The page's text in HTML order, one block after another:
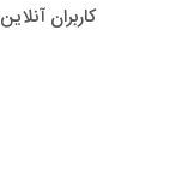
کاربران آنلاین